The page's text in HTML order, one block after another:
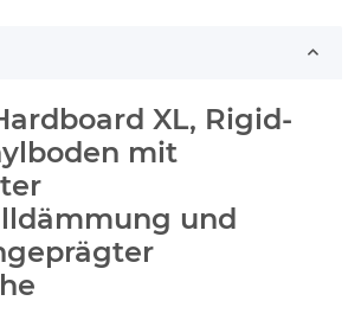
XL, Rigid-
mit
und